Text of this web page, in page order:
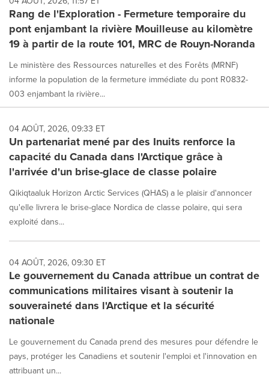
Rang de l'Exploration - Fermeture temporaire du
pont enjambant la rivière Mouilleuse au kilomètre
19 à partir de la route 101, MRC de Rouyn-Noranda
Le ministère des Ressources naturelles et des Forêts (MRNF)
informe la population de la fermeture immédiate du pont R0832-
003 enjambant la rivière...
04 AOÛT, 2026, 09:33 ET
Un partenariat mené par des Inuits renforce la
capacité du Canada dans l'Arctique grâce à
l'arrivée d'un brise-glace de classe polaire
Qikiqtaaluk Horizon Arctic Services (QHAS) a le plaisir d'annoncer
qu'elle livrera le brise-glace Nordica de classe polaire, qui sera
exploité dans...
04 AOÛT, 2026, 09:30 ET
Le gouvernement du Canada attribue un contrat de
communications militaires visant à soutenir la
souveraineté dans l'Arctique et la sécurité
nationale
Le gouvernement du Canada prend des mesures pour défendre le
pays, protéger les Canadiens et soutenir l'emploi et l'innovation en
attribuant un...